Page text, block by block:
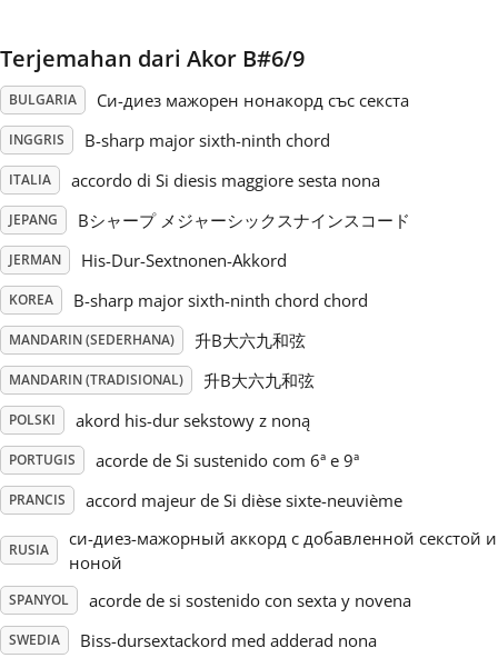
Polski
Português
Tiếng Việt
Türkçe
简体中文
繁體中文
Terjemahan dari Akor B#6/9
BULGARIA Си-диез мажорен нонакорд със секста
INGGRIS B-sharp major sixth-ninth chord
ITALIA accordo di Si diesis maggiore sesta nona
JEPANG Bシャープ メジャーシックスナインスコード
JERMAN His-Dur-Sextnonen-Akkord
KOREA B-sharp major sixth-ninth chord chord
MANDARIN (SEDERHANA) 升B大六九和弦
MANDARIN (TRADISIONAL) 升B大六九和弦
POLSKI akord his-dur sekstowy z noną
PORTUGIS acorde de Si sustenido com 6ª e 9ª
PRANCIS accord majeur de Si dièse sixte-neuvième
RUSIA
си-диез-мажорный аккорд с добавленной секстой и
ноной
SPANYOL acorde de si sostenido con sexta y novena
SWEDIA Biss-dursextackord med adderad nona